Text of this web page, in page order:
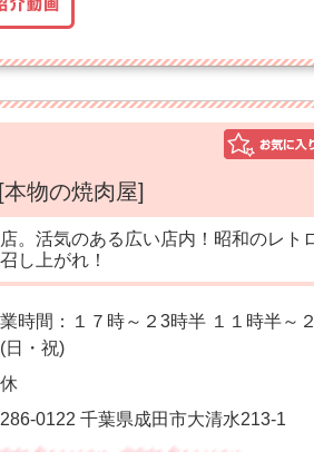
[本物の焼肉屋]
。活気のある広い店内！昭和のレト
し上がれ！
時間：１７時～２3時半 １１時半～
日・祝)
0122 千葉県成田市大清水213-1